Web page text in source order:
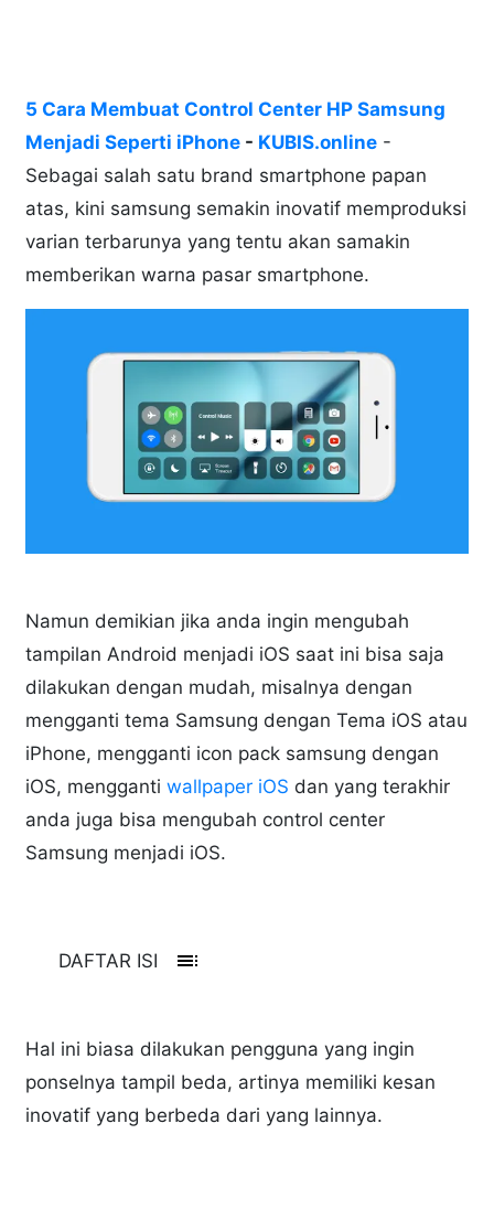
5 Cara Membuat Control Center HP Samsung
Menjadi Seperti iPhone - KUBIS.online -
Sebagai salah satu brand smartphone papan
atas, kini samsung semakin inovatif memproduksi
varian terbarunya yang tentu akan samakin
memberikan warna pasar smartphone.
Namun demikian jika anda ingin mengubah
tampilan Android menjadi iOS saat ini bisa saja
dilakukan dengan mudah, misalnya dengan
mengganti tema Samsung dengan Tema iOS atau
iPhone, mengganti icon pack samsung dengan
iOS, menggantiwallpaper iOS dan yang terakhir
anda juga bisa mengubah control center
Samsung menjadi iOS.
DAFTAR ISI toc
Hal ini biasa dilakukan pengguna yang ingin
ponselnya tampil beda, artinya memiliki kesan
inovatif yang berbeda dari yang lainnya.